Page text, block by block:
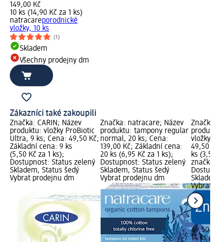
149,00 Kč
10 ks (14,90 Kč za 1 ks)
natracareporodnické
vložky, 10 ks
(1)
Skladem
Všechny prodejny dm
Zákazníci také zakoupili
Značka: CARIN; Název
produktu: vložky ProBiotic
Ultra, 9 ks; Cena: 49,50 Kč;
Základní cena: 9 ks
(5,50 Kč za 1 ks);
Dostupnost: Status zelený
Skladem, Status šedý
Vybrat prodejnu dm
Značka: natracare; Název
produktu: tampony regular
normal, 20 ks; Cena:
139,00 Kč; Základní cena:
20 ks (6,95 Kč za 1 ks);
Dostupnost: Status zelený
Skladem, Status šedý
Vybrat prodejnu dm
Značka:
vložky
49,50
ks (3,54
značka
Vybrat
49,50 Kč
14 ks